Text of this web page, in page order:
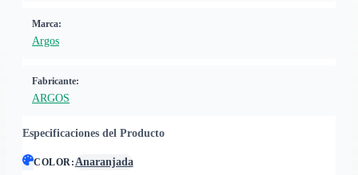
Marca:
Argos
Fabricante:
ARGOS
Especificaciones del Producto
COLOR:Anaranjada